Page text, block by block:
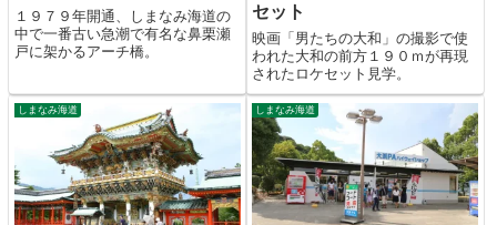
１９７９年開通、しまなみ海道の
中で一番古い急潮で有名な鼻栗瀬
戸に架かるアーチ橋。
セット
映画「男たちの大和」の撮影で使
われた大和の前方１９０ｍが再現
されたロケセット見学。
しまなみ海道 しまなみ海道